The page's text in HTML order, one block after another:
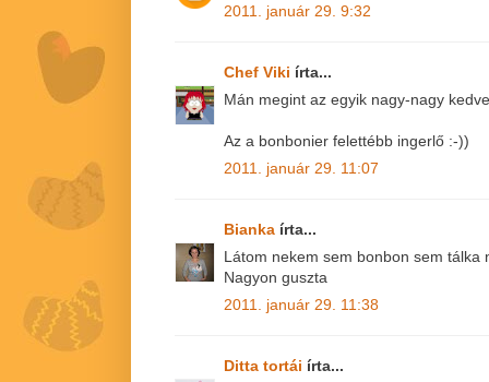
2011. január 29. 9:32
Chef Viki írta...
Mán megint az egyik nagy-nagy
Az a bonbonier felettébb ingerlő :-))
2011. január 29. 11:07
Bianka írta...
Látom nekem sem bonbon sem tálka
Nagyon guszta
2011. január 29. 11:38
Ditta tortái írta...